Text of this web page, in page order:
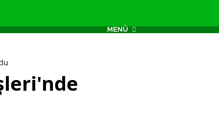
MENÜ